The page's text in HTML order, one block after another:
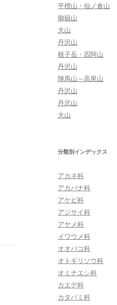
平標山・仙ノ倉山
御嶽山
大山
丹沢山
根子岳・四阿山
丹沢山
陣馬山～高尾山
丹沢山
丹沢山
大山
分類別インデックス
アカネ科
アカバナ科
アケビ科
アジサイ科
アヤメ科
イワウメ科
オオバコ科
オトギリソウ科
オミナエシ科
カエデ科
カタバミ科